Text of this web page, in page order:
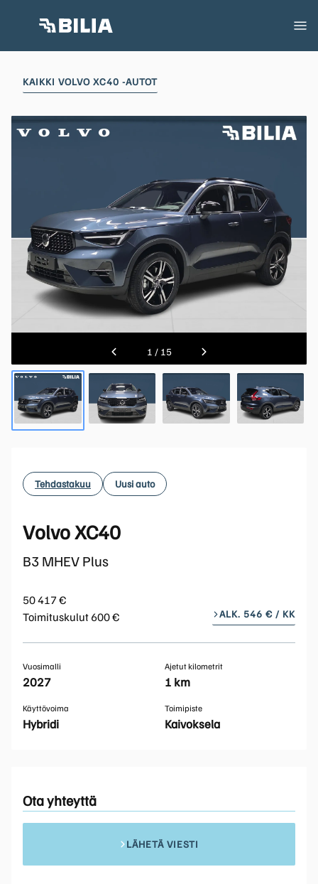
KAIKKI VOLVO XC40 -AUTOT
1 / 15
Tehdastakuu Uusi auto
Volvo XC40
B3 MHEV Plus
50 417 €
Toimituskulut 600 €
ALK. 546 € / KK
Vuosimalli
2027
Ajetut kilometrit
1 km
Käyttövoima
Hybridi
Toimipiste
Kaivoksela
Ota yhteyttä
LÄHETÄ VIESTI